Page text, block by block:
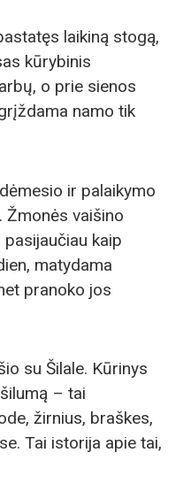
laikiną stogą,
kūrybinis
o prie sienos
namo tik
ir palaikymo
Žmonės vaišino
kaip
matydama
pranoko jos
su Šilale. Kūrinys
– tai
žirnius, braškes,
Tai istorija apie tai,